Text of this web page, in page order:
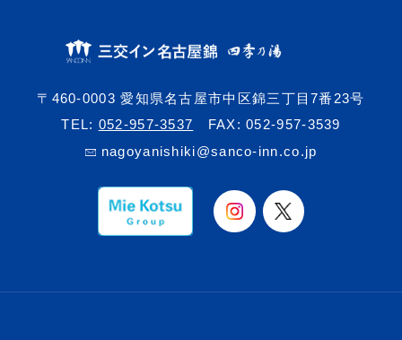
〒460-0003 愛知県名古屋市中区錦三丁目7番23号
TEL: 052-957-3537
FAX: 052-957-3539
nagoyanishiki@sanco-inn.co.jp